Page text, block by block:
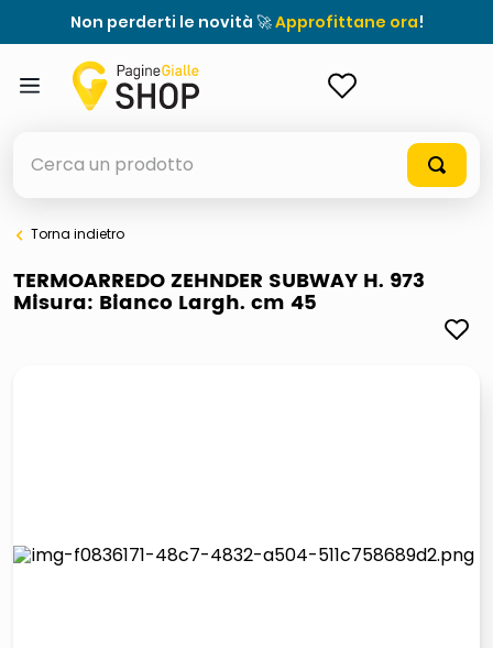
Non perderti le novità 🚀Approfittane ora!
elenchi telefonici
orologio parete
Torna indietro
TERMOARREDO ZEHNDER SUBWAY H. 973
Misura: Bianco Largh. cm 45